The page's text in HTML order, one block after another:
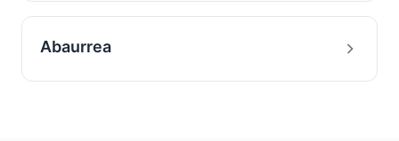
Abaurrea